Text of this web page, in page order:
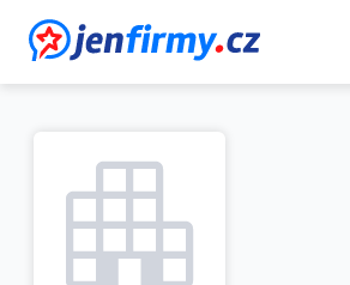
JenFirmy.cz